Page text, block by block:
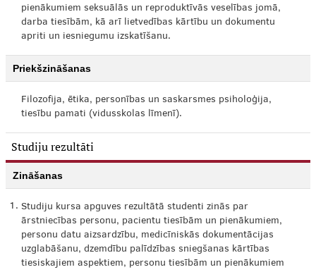
pienākumiem seksuālās un reproduktīvās veselības jomā,
darba tiesībām, kā arī lietvedības kārtību un dokumentu
apriti un iesniegumu izskatīšanu.
Priekšzināšanas
Filozofija, ētika, personības un saskarsmes psiholoģija,
tiesību pamati (vidusskolas līmenī).
Studiju rezultāti
Zināšanas
1. Studiju kursa apguves rezultātā studenti zinās par
ārstniecības personu, pacientu tiesībām un pienākumiem,
personu datu aizsardzību, medicīniskās dokumentācijas
uzglabāšanu, dzemdību palīdzības sniegšanas kārtības
tiesiskajiem aspektiem, personu tiesībām un pienākumiem